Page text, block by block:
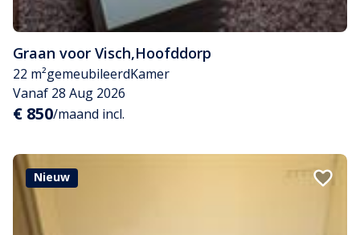
Graan voor Visch,Hoofddorp
22 m²gemeubileerdKamer
Vanaf 28 Aug 2026
€ 850/maand incl.
Nieuw